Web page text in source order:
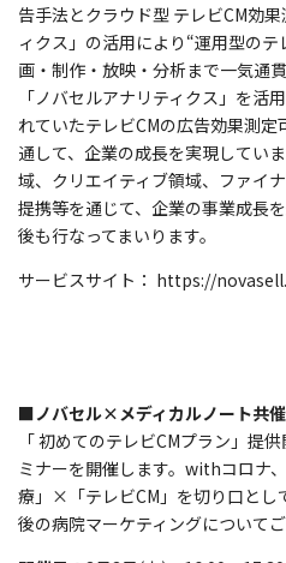
告手法とクラウド型 テレビCM効
ィクス」の活用により“運用型の
画・制作・放映・分析まで一気通
「ノバセルアナリティクス」を活
れていたテレビCMの広告効果測
通して、企業の成長を実現してい
域、クリエイティブ領域、ファイ
提携等を通じて、企業の事業成長
後も行なってまいります。
サービスサイト： https://
■ノバセル× メディカルノート共
「 初めてのテレビCMプラン」提
ミナーを開催します。withコロナ
療」×「テレビCM」を切り口とし
後の病院マーケティングについてご